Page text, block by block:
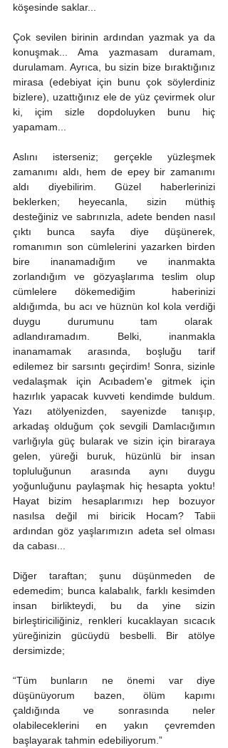
köşesinde saklar...
Çok sevilen birinin ardından yazmak ya da
konuşmak... Ama yazmasam duramam,
durulamam. Ayrıca, bu sizin bize bıraktığınız
mirasa (edebiyat için bunu çok söylerdiniz
bizlere), uzattığınız ele de yüz çevirmek olur
ki, içim sizle dopdoluyken bunu hiç
yapamam...
Aslını isterseniz; gerçekle yüzleşmek
zamanımı aldı, hem de epey bir zamanımı
aldı diyebilirim. Güzel haberlerinizi
beklerken; heyecanla, sizin müthiş
desteğiniz ve sabrınızla, adete benden nasıl
çıktı bunca sayfa diye düşünerek,
romanımın son cümlelerini yazarken birden
bire inanamadığım ve inanmakta
zorlandığım ve gözyaşlarıma teslim olup
cümlelere dökemediğim  haberinizi
aldığımda, bu acı ve hüznün kol kola verdiği
duygu durumunu tam olarak
adlandıramadım. Belki, inanmakla
inanamamak arasında, boşluğu tarif
edilemez bir sarsıntı geçirdim! Sonra, sizinle
vedalaşmak için Acıbadem'e gitmek için
hazırlık yapacak kuvveti kendimde buldum.
Yazı atölyenizden, sayenizde tanışıp,
arkadaş olduğum çok sevgili Damlacığımın
varlığıyla güç bularak ve sizin için biraraya
gelen, yüreği buruk, hüzünlü bir insan
topluluğunun arasında aynı duygu
yoğunluğunu paylaşmak hiç hesapta yoktu!
Hayat bizim hesaplarımızı hep bozuyor
nasılsa değil mi biricik Hocam? Tabii
ardından göz yaşlarımızın adeta sel olması
da cabası...
Diğer taraftan; şunu düşünmeden de
edemedim; bunca kalabalık, farklı kesimden
insan birlikteydi, bu da yine sizin
birleştiriciliğiniz, renkleri kucaklayan sıcacık
yüreğinizin gücüydü besbelli. Bir atölye
dersimizde;
“Tüm bunların ne önemi var diye
düşünüyorum bazen, ölüm kapımı
çaldığında ve sonrasında neler
olabileceklerini en yakın çevremden
başlayarak tahmin edebiliyorum.”